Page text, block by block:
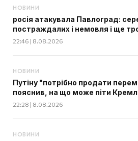
НОВИНИ
росія атакувала Павлоград:
постраждалих і немовля і ще
22:46 | 8.08.2026
НОВИНИ
Путіну "потрібно продати
пояснив, на що може піти
22:28 | 8.08.2026
НОВИНИ